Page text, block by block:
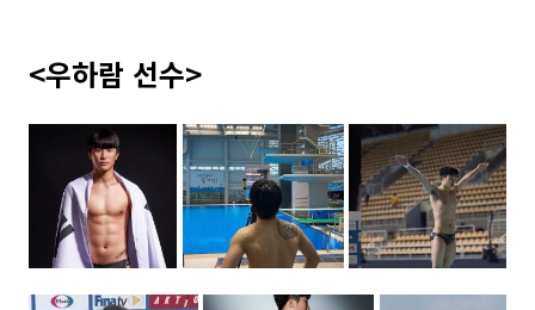
<우하람 선수>